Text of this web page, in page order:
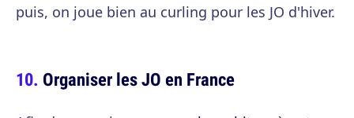
puis, on joue bien au curling pour les JO d'hiver.
Organiser les JO en France